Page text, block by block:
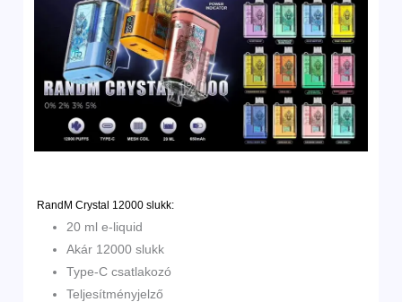
RandM Crystal 12000 slukk:
20 ml e-liquid
Akár 12000 slukk
Type-C csatlakozó
Teljesítményjelző